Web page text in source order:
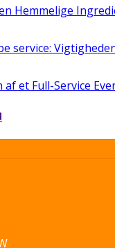
Hemmelige
service:
af et Full-Service